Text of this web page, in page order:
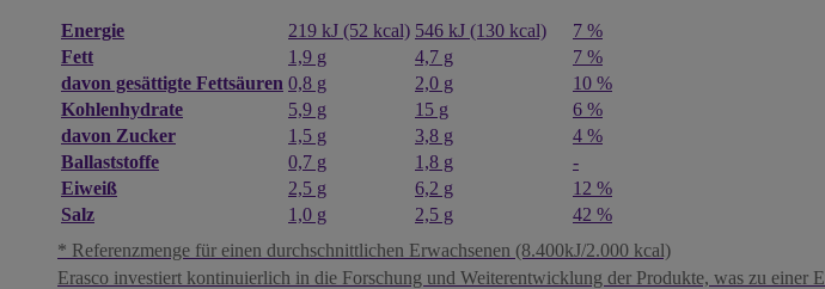
Energie 219 kJ (52 kcal) 546 kJ (130 kcal)
7 %
Fett
1,9 g 4,7 g
7 %
davon gesättigte Fettsäuren 0,8 g 2,0 g
10 %
Kohlenhydrate
5,9 g 15 g
6 %
davon Zucker
1,5 g 3,8 g
4 %
Ballaststoffe
0,7 g 1,8 g
-
Eiweiß
2,5 g 6,2 g
12 %
Salz
1,0 g 2,5 g
42 %
* Referenzmenge für einen durchschnittlichen Erwachsenen (8.400kJ/2.000 kcal)
Erasco investiert kontinuierlich in die Forschung und Weiterentwicklung der Produkte, was zu